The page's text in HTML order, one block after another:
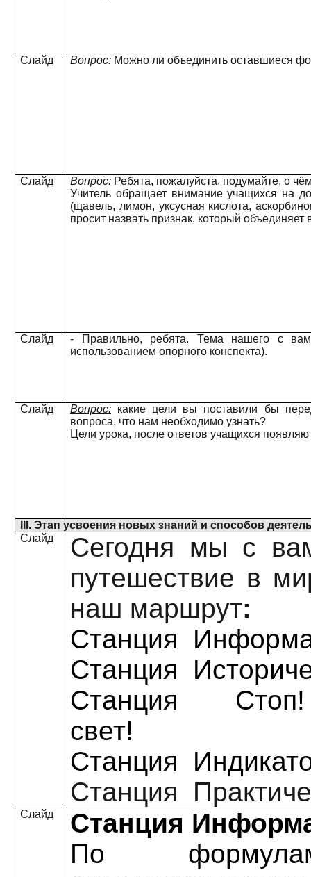
Слайд Вопрос: Можно ли объединить оставшиеся
Слайд Вопрос: Ребята, пожалуйста, подумайте, о
Учитель обращает внимание учащихся на
(щавель, лимон, уксусная кислота,
просит назвать признак, который объединяет
Слайд
- Правильно, ребята. Тема нашего с
использованием опорного конспекта).
Слайд Вопрос: какие цели вы поставили бы
вопроса, что нам необходимо узнать?
Цели урока, после ответов учащихся
III. Этап усвоения новых знаний и способов
Слайд
Сегодня мы с
путешествие в
наш маршрут:
Станция
Станция
Станция
свет!
Станция
Станция
Слайд
Станция
По